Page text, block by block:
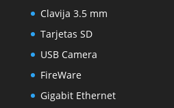
Clavija 3.5 mm
Tarjetas SD
USB Camera
FireWare
Gigabit Ethernet